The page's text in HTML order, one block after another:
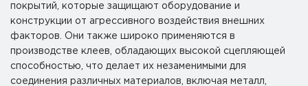
покрытий, которые защищают оборудование и
конструкции от агрессивного воздействия внешних
факторов. Они также широко применяются в
производстве клеев, обладающих высокой сцепляющей
способностью, что делает их незаменимыми для
соединения различных материалов, включая металл,